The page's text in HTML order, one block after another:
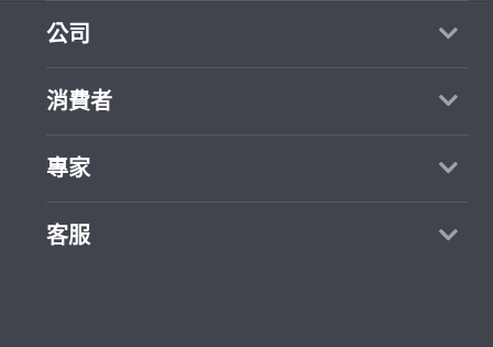
公司
關於我們
部落格
加入我們
消費者
買服務
熱門服務
專家
找案件
客服